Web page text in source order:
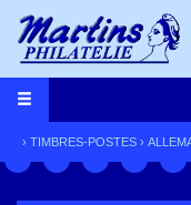
› TIMBRES-POSTES ›